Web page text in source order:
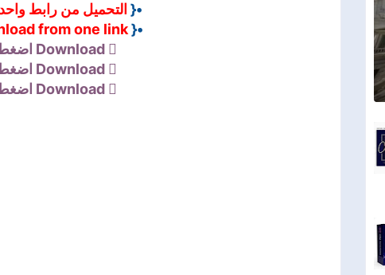
•{ التحميل من رابط
•{
from one link
Download
Download
Download